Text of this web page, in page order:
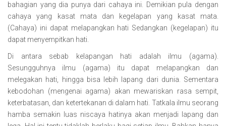
bahagian yang dia punya dari cahaya ini. Demikian pula dengan
cahaya yang kasat mata dan kegelapan yang kasat mata.
(Cahaya) ini dapat melapangkan hati Sedangkan (kegelapan) itu
dapat menyempitkan hati.
Di antara sebab kelapangan hati adalah ilmu (agama).
Sesungguhnya ilmu (agama) itu dapat melapangkan dan
melegakan hati, hingga bisa lebih lapang dari dunia. Sementara
kebodohan (mengenai agama) akan mewariskan rasa sempit,
keterbatasan, dan ketertekanan di dalam hati. Tatkala ilmu seorang
hamba semakin luas niscaya hatinya akan menjadi lapang dan